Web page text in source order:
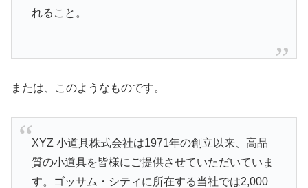
れること。
または、このようなものです。
XYZ 小道具株式会社は1971年の創立以来、高品
質の小道具を皆様にご提供させていただいていま
す。ゴッサム・シティに所在する当社では2,000